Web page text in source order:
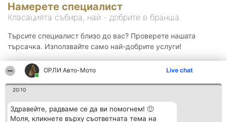
ОРЛИ Aвто-Mото Live chat
20:10
Здравейте, радваме се да ви помогнем! 🙂
Моля, кликнете върху съответната тема на
Намерете специалист
Класацията събира, най - добрите в бранша.
Търсите специалист близо до вас? Проверете нашата
търсачка. Използвайте само най-добрите услуги!